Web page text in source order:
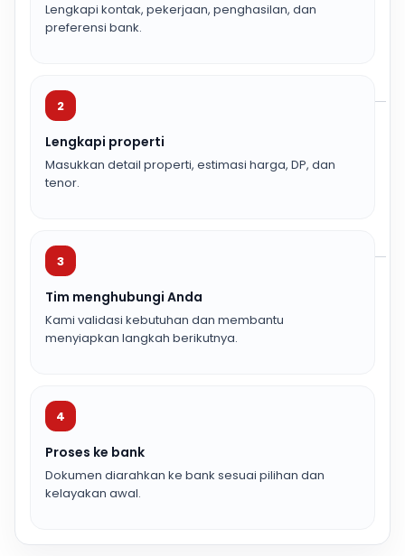
Lengkapi kontak, pekerjaan, penghasilan, dan
preferensi bank.
2
Lengkapi properti
Masukkan detail properti, estimasi harga, DP, dan
tenor.
3
Tim menghubungi Anda
Kami validasi kebutuhan dan membantu
menyiapkan langkah berikutnya.
4
Proses ke bank
Dokumen diarahkan ke bank sesuai pilihan dan
kelayakan awal.